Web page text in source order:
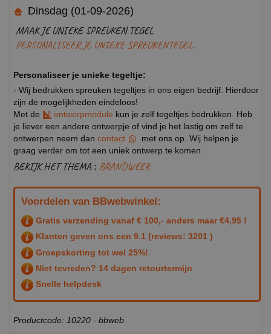
Dinsdag (01-09-2026)
MAAK JE UNIEKE SPREUKEN TEGEL
PERSONALISEER JE UNIEKE SPREUKENTEGEL.
Personaliseer je unieke tegeltje:
- Wij bedrukken spreuken tegeltjes in ons eigen bedrijf. Hierdoor
zijn de mogelijkheden eindeloos!
Met de
ontwerpmodule kun je zelf tegeltjes bedrukken. Heb
je liever een andere ontwerpje of vind je het lastig om zelf te
ontwerpen neem dan contact
met ons op. Wij helpen je
graag verder om tot een uniek ontwerp te komen
BEKIJK HET THEMA : BRANDWEER
Voordelen van BBwebwinkel:
Gratis verzending vanaf € 100,- anders maar €4,95 !
Klanten geven ons een 9.1 (reviews: 3201 )
Groepskorting tot wel 25%!
Niet tevreden? 14 dagen retourtermijn
Snelle helpdesk
Productcode: 10220 - bbweb